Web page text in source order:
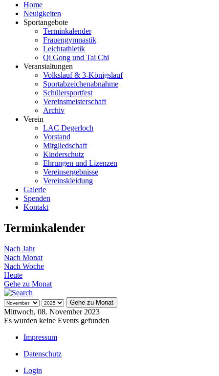
Home
Neuigkeiten
Sportangebote
Terminkalender
Frauengymnastik
Leichtathletik
Qi Gong und Tai Chi
Veranstaltungen
Volkslauf & 3-Königslauf
Sportabzeichenabnahme
Schülersportfest
Vereinsmeisterschaft
Archiv
Verein
LAC Degerloch
Vorstand
Mitgliedschaft
Kinderschutz
Ehrungen und Lizenzen
Vereinsergebnisse
Vereinskleidung
Galerie
Spenden
Kontakt
Terminkalender
Nach Jahr
Nach Monat
Nach Woche
Heute
Gehe zu Monat
Gehe zu Monat
Mittwoch, 08. November 2023
Es wurden keine Events gefunden
Impressum
Datenschutz
Login